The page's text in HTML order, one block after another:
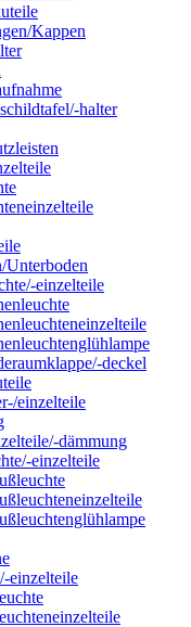
Kappen
halter
Unterboden
einzelteile
deckel
einzelteile
dämmung
einzelteile
einzelteile